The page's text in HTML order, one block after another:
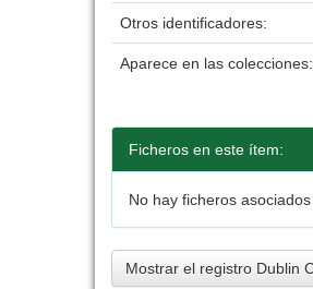
Otros identificadores:
Aparece en las colecciones:
Ficheros en este ítem:
No hay ficheros asociados
Mostrar el registro Dublin